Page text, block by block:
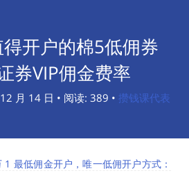
开户的棉5低佣券
券VIP佣金费率
月 14 日 • 阅读: 389 • 攒钱课代表
1 最低佣金开户，唯一低佣开户方式：